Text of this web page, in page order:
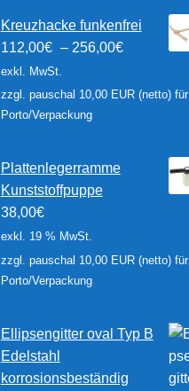
Kreuzhacke funkenfrei
112,00€ – 256,00€
exkl. MwSt.
zzgl. pauschal 10,00 EUR (netto) für
Porto/Verpackung
Plattenlegerramme
Kunststoffpuppe
38,00€
exkl. 19 % MwSt.
zzgl. pauschal 10,00 EUR (netto) für
Porto/Verpackung
Ellipsengitter oval Typ B
Edelstahl
korrosionsbeständig